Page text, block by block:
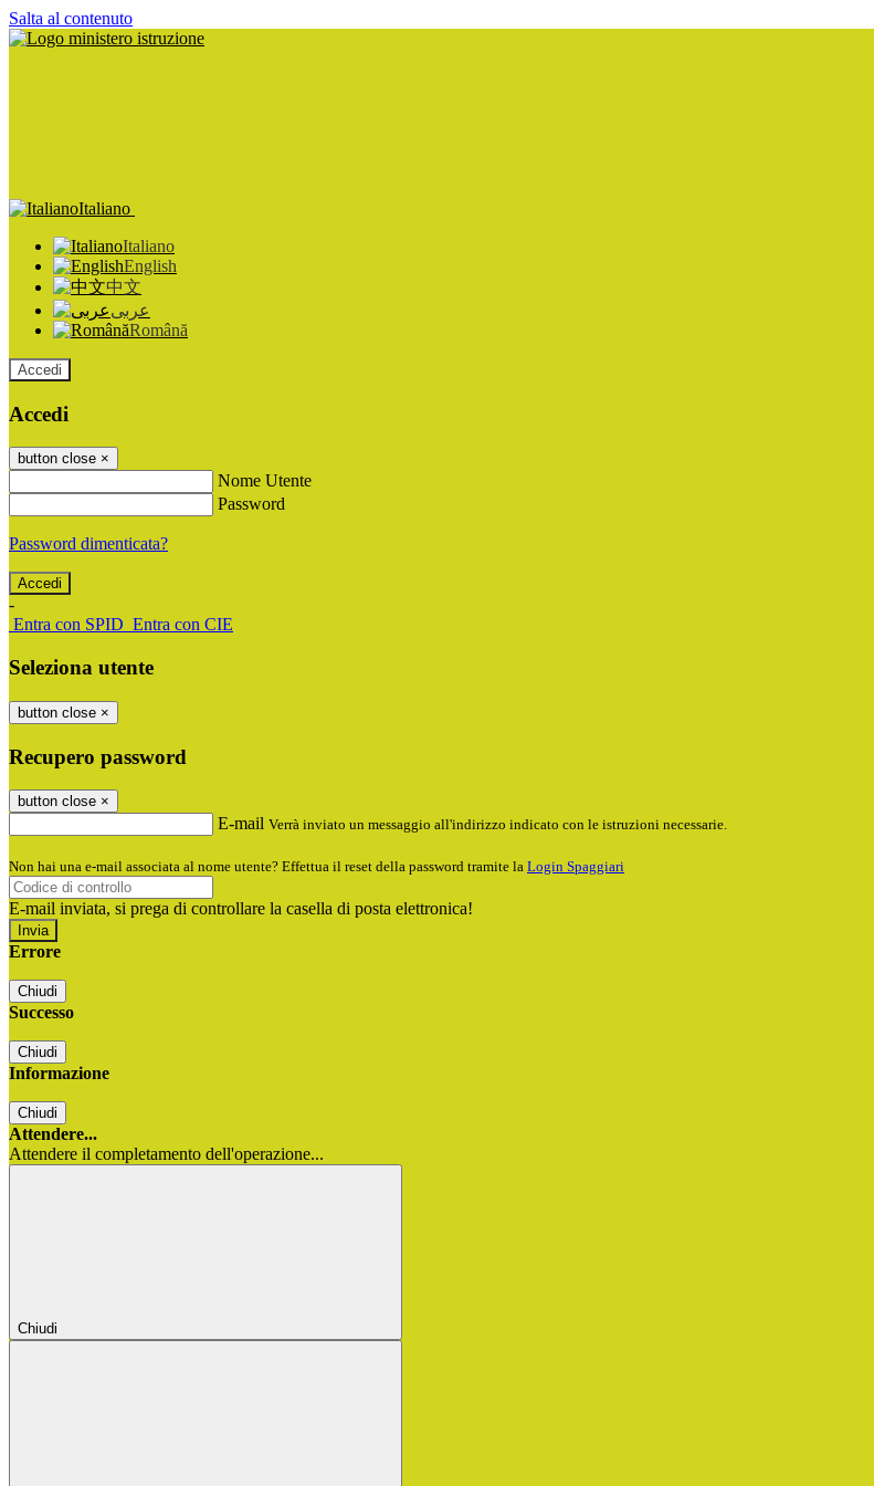
Salta al contenuto
Italiano
Italiano
English
中文
عربى
Română
Accedi
Accedi
button close ×
Nome Utente
Password
Password dimenticata?
-
Entra con SPID Entra con CIE
Seleziona utente
button close ×
Recupero password
button close ×
E-mail Verrà inviato un messaggio all'indirizzo indicato con le istruzioni necessarie.
Non hai una e-mail associata al nome utente? Effettua il reset della password tramite la Login Spaggiari
E-mail inviata, si prega di controllare la casella di posta elettronica!
Errore
Chiudi
Successo
Chiudi
Informazione
Chiudi
Attendere...
Attendere il completamento dell'operazione...
Chiudi